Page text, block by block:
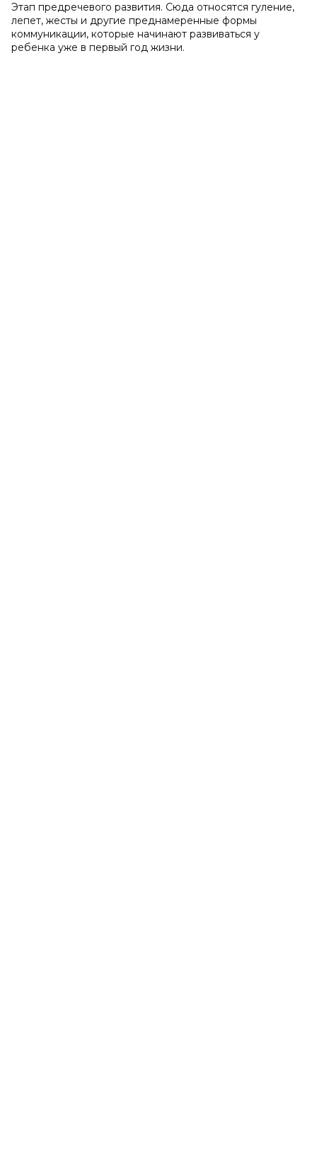
Этап предречевого развития. Сюда относятся гуление,
лепет, жесты и другие преднамеренные формы
коммуникации, которые начинают развиваться у
ребенка уже в первый год жизни.